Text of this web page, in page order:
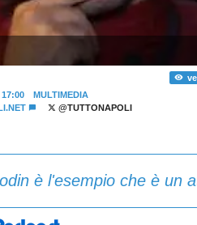
17:00
MULTIMEDIA
@TUTTONAPOLI
è l'esempio che è un